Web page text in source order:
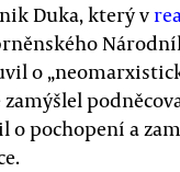
Duka, který v
o
o pochopení a